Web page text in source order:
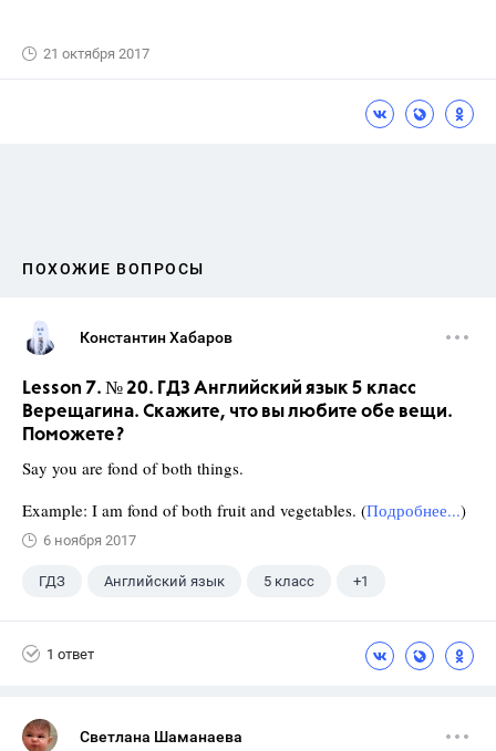
21 октября 2017
ПОХОЖИЕ ВОПРОСЫ
Константин Хабаров
Lesson 7. № 20. ГДЗ Английский язык 5 класс
Верещагина. Скажите, что вы любите обе вещи.
Поможете?
Say you are fond of both things.
Example: I am fond of both fruit and vegetables. (Подробнее...)
6 ноября 2017
ГДЗ Английский язык 5 класс +1
1 ответ
Светлана Шаманаева